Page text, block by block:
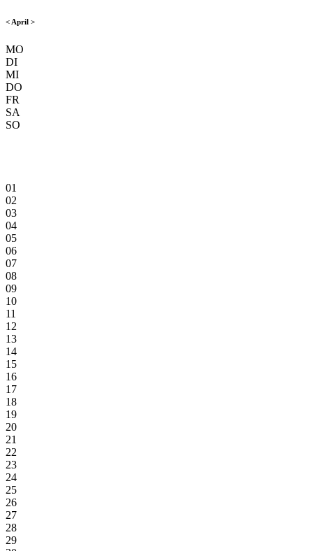
< April >
MO
DI
MI
DO
FR
SA
SO
01
02
03
04
05
06
07
08
09
10
11
12
13
14
15
16
17
18
19
20
21
22
23
24
25
26
27
28
29